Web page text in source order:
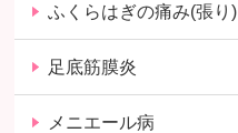
ふくらはぎの痛み(張り)
足底筋膜炎
メニエール病